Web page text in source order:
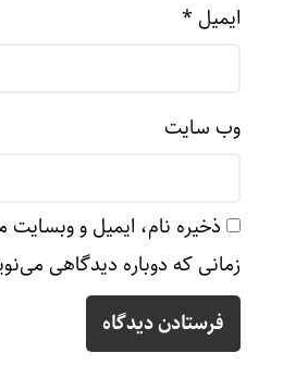
ایمیل *
وب‌ سایت
ذخیره نام، ایمیل و وبسایت
زمانی که دوباره دیدگاهی